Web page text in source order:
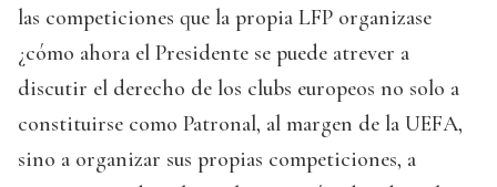
las competiciones que la propia LFP organizase
¿cómo ahora el Presidente se puede atrever a
discutir el derecho de los clubs europeos no solo a
constituirse como Patronal, al margen de la UEFA,
sino a organizar sus propias competiciones, a